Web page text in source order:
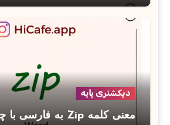
دیکشنری پایه
معنی کلمه Zip به فارسی با چند مثال